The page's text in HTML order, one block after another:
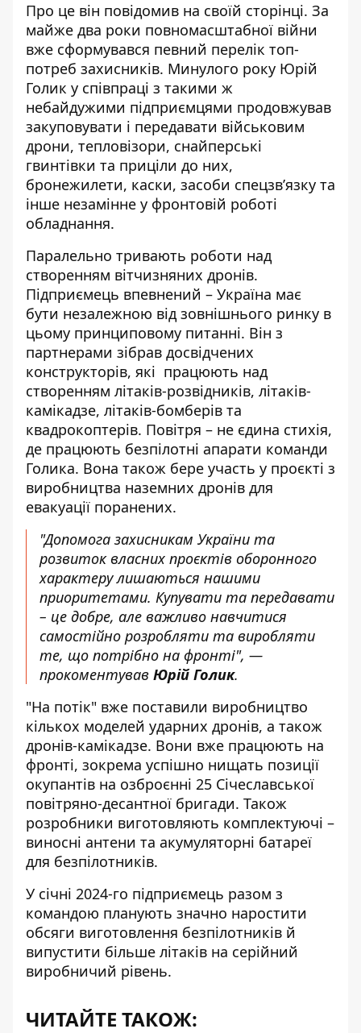
Про це він повідомив на своїй сторінці. За
майже два роки повномасштабної війни
вже сформувався певний перелік топ-
потреб захисників. Минулого року Юрій
Голик у співпраці з такими ж
небайдужими підприємцями продовжував
закуповувати і передавати військовим
дрони, тепловізори, снайперські
гвинтівки та приціли до них,
бронежилети, каски, засоби спецзв’язку та
інше незамінне у фронтовій роботі
обладнання.
Паралельно тривають роботи над
створенням вітчизняних дронів.
Підприємець впевнений – Україна має
бути незалежною від зовнішнього ринку в
цьому принциповому питанні. Він з
партнерами зібрав досвідчених
конструкторів, які працюють над
створенням літаків-розвідників, літаків-
камікадзе, літаків-бомберів та
квадрокоптерів. Повітря – не єдина стихія,
де працюють безпілотні апарати команди
Голика. Вона також бере участь у проєкті з
виробництва наземних дронів для
евакуації поранених.
"Допомога захисникам України та
розвиток власних проєктів оборонного
характеру лишаються нашими
приоритетами. Купувати та передавати
– це добре, але важливо навчитися
самостійно розробляти та виробляти
те, що потрібно на фронті", —
прокоментував Юрій Голик.
"На потік" вже поставили виробництво
кількох моделей ударних дронів, а також
дронів-камікадзе. Вони вже працюють на
фронті, зокрема успішно нищать позиції
окупантів на озброєнні 25 Січеславської
повітряно-десантної бригади. Також
розробники виготовляють комплектуючі –
виносні антени та акумуляторні батареї
для безпілотників.
У січні 2024-го підприємець разом з
командою планують значно наростити
обсяги виготовлення безпілотників й
випустити більше літаків на серійний
виробничий рівень.
ЧИТАЙТЕ ТАКОЖ: